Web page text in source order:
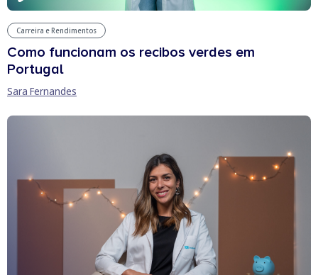
Carreira e Rendimentos
Como funcionam os recibos verdes em
Portugal
Sara Fernandes